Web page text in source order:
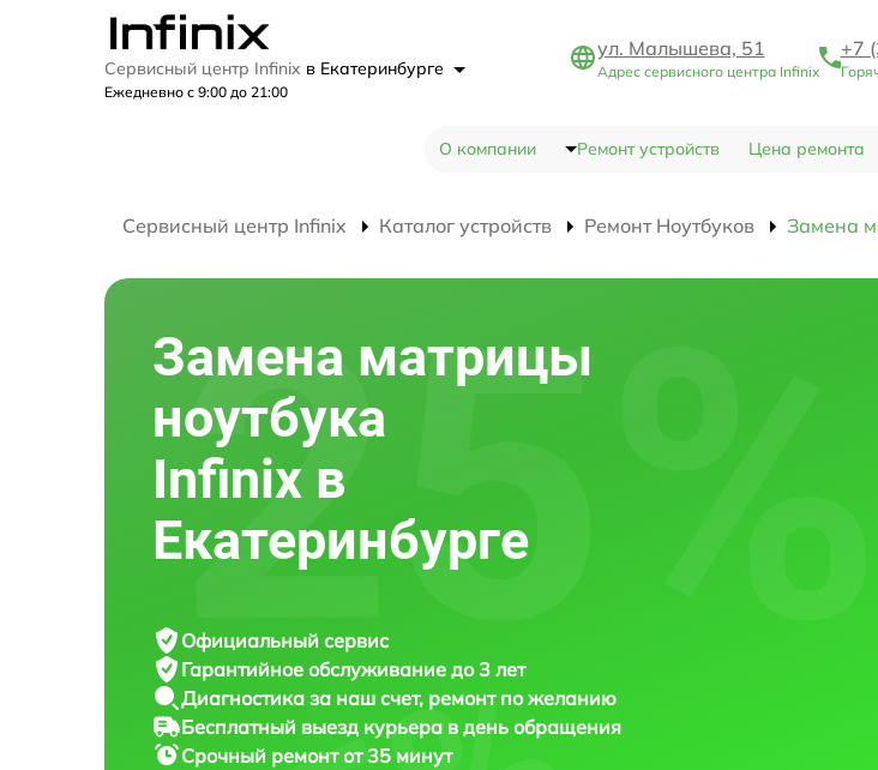
Сервисный центр Infinix в Екатеринбурге
Ежедневно с 9:00 до 21:00
ул. Малышева, 51
Адрес сервисного центра Infinix
+7
О компании Ремонт устройств Цена ремонта
Сервисный центр Infinix Каталог устройств Ремонт Ноутбуков Замена
Замена матрицы
ноутбука
Infinix в
Екатеринбурге
Официальный сервис
Гарантийное обслуживание до 3 лет
Диагностика за наш счет, ремонт по желанию
Бесплатный выезд курьера в день обращения
Срочный ремонтот 35 минут